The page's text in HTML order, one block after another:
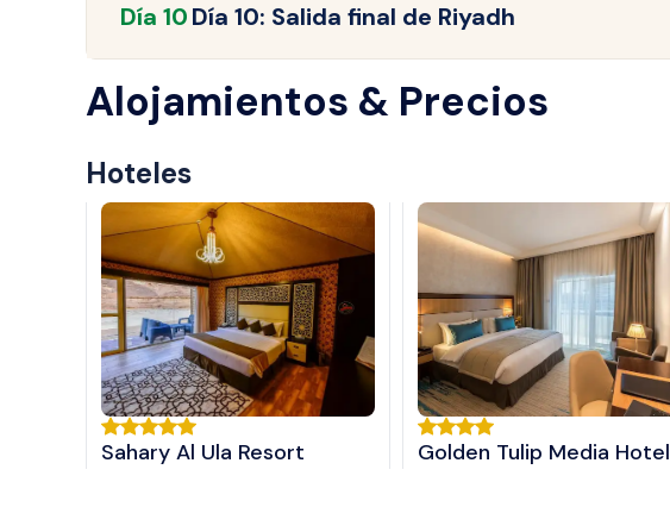
Día 10Día 10: Salida final de Riyadh
Alojamientos & Precios
Hoteles
Sahary Al Ula Resort Golden Tulip Media Hotel